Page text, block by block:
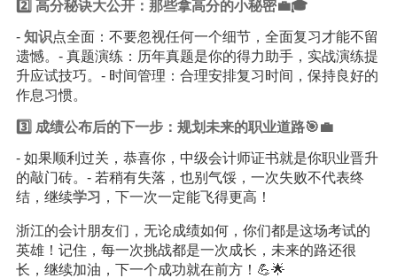
2️⃣ 高分秘诀大公开：那些拿高分的小秘密💼🎓
- 知识点全面：不要忽视任何一个细节，全面复习才能不留
遗憾。- 真题演练：历年真题是你的得力助手，实战演练提
升应试技巧。- 时间管理：合理安排复习时间，保持良好的
作息习惯。
3️⃣ 成绩公布后的下一步：规划未来的职业道路🎯💼
- 如果顺利过关，恭喜你，中级会计师证书就是你职业晋升
的敲门砖。- 若稍有失落，也别气馁，一次失败不代表终
结，继续学习 ，下一次一定能飞得更高！
浙江的会计朋友们，无论成绩如何，你们都是这场考试的
英雄！记住，每一次挑战都是一次成长，未来的路还很
长，继续加油，下一个成功就在前方！💪🌟